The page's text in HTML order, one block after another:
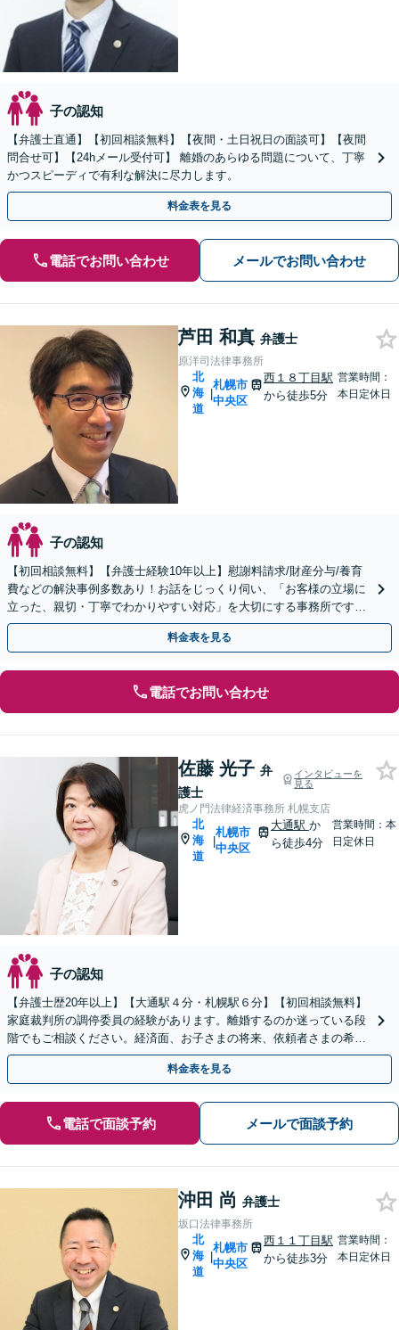
子の認知
【弁護士直通】【初回相談無料】【夜間・土日祝日の面談可】【夜間
問合せ可】【24hメール受付可】 離婚のあらゆる問題について、丁寧
かつスピーディで有利な解決に尽力します。
料金表を見る
電話でお問い合わせ メールでお問い合わせ
芦田 和真 弁護士
原洋司法律事務所
北
海
道
|
札幌市
中央区
西１８丁目駅
から徒歩5分
営業時間：
本日定休日
子の認知
【初回相談無料】【弁護士経験10年以上】慰謝料請求/財産分与/養育
費などの解決事例多数あり！お話をじっくり伺い、「お客様の立場に
立った、親切・丁寧でわかりやすい対応」を大切にする事務所です
【分割払い対応】
料金表を見る
電話でお問い合わせ
佐藤 光子 弁
護士
インタビューを
見る
虎ノ門法律経済事務所 札幌支店
北
海
道
|
札幌市
中央区
大通駅 か
ら徒歩4分
営業時間：本
日定休日
子の認知
【弁護士歴20年以上】【大通駅４分・札幌駅６分】【初回相談無料】
家庭裁判所の調停委員の経験があります。離婚するのか迷っている段
階でもご相談ください。経済面、お子さまの将来、依頼者さまの希望
を考慮した最善の解決策をご提案します。
料金表を見る
電話で面談予約 メールで面談予約
沖田 尚 弁護士
坂口法律事務所
北
海
道
|
札幌市
中央区
西１１丁目駅
から徒歩3分
営業時間：
本日定休日